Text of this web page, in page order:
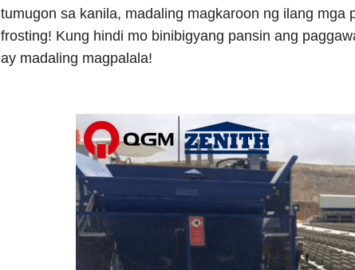
tumugon sa kanila, madaling magkaroon ng ilang
frosting! Kung hindi mo binibigyang pansin ang
ay madaling magpalala!